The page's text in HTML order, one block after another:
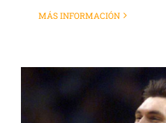
MÁS INFORMACIÓN